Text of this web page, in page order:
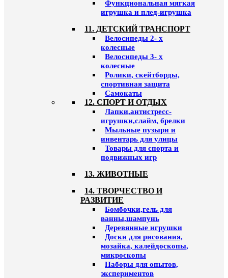
Функциональная мягкая
игрушка и плед-игрушка
11. ДЕТСКИЙ ТРАНСПОРТ
Велосипеды 2- х
колесные
Велосипеды 3- х
колесные
Ролики, скейтборды,
спортивная защита
Самокаты
12. СПОРТ И ОТДЫХ
Лапки,антистресс-
игрушки,слайм, брелки
Мыльные пузыри и
инвентарь для улицы
Товары для спорта и
подвижных игр
13. ЖИВОТНЫЕ
14. ТВОРЧЕСТВО И
РАЗВИТИЕ
Бомбочки,гель для
ванны,шампунь
Деревянные игрушки
Доски для рисования,
мозайка, калейдоскопы,
микроскопы
Наборы для опытов,
экспериментов